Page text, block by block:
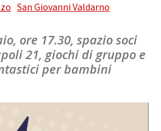
San Giovanni Valdarno
ore 17.30, spazio soci
21, giochi di gruppo e
per bambini